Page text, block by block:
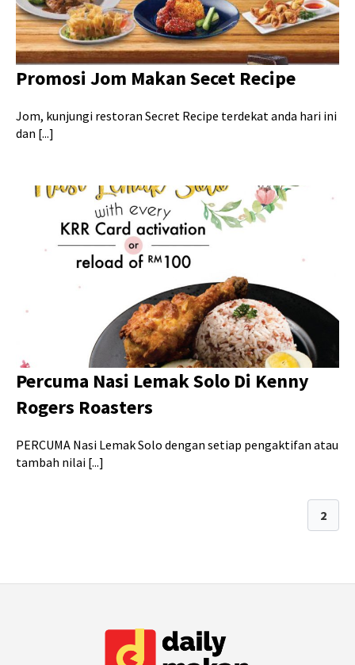
Promosi Jom Makan Secet Recipe
Jom, kunjungi restoran Secret Recipe terdekat anda hari ini
dan [...]
Percuma Nasi Lemak Solo Di Kenny
Rogers Roasters
PERCUMA Nasi Lemak Solo dengan setiap pengaktifan atau
tambah nilai [...]
2